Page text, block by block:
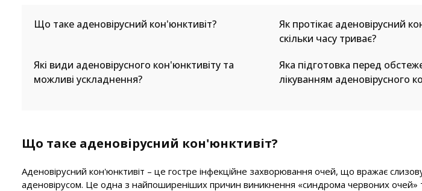
Що таке аденовірусний кон'юнктивіт?
Як протікає аденовірусний
скільки часу триває?
Які види аденовірусного кон'юнктивіту та
можливі ускладнення?
Яка підготовка перед
лікуванням аденовірусного
Що таке аденовірусний кон'юнктивіт?
Аденовірусний кон'юнктивіт – це гостре інфекційне захворювання очей, що вражає
аденовірусом. Це одна з найпоширеніших причин виникнення «синдрома червоних